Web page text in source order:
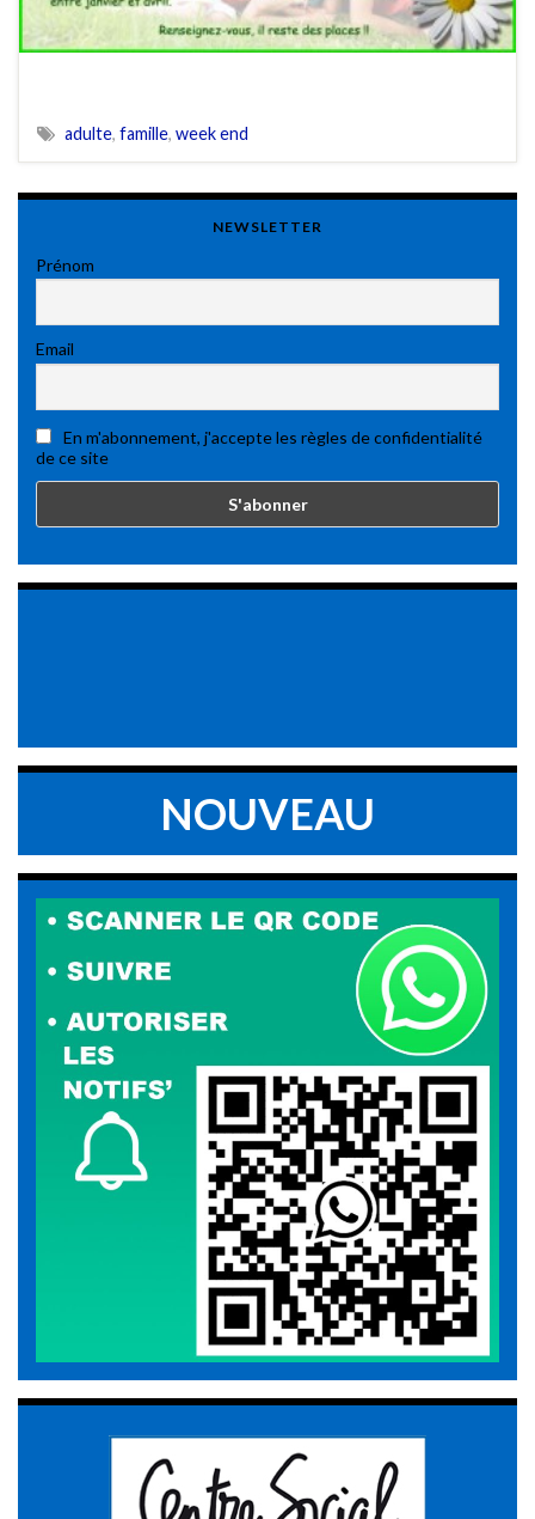
adulte, famille, week end
NEWSLETTER
Prénom
Email
En m'abonnement, j'accepte les règles de confidentialité
de ce site
NOUVEAU